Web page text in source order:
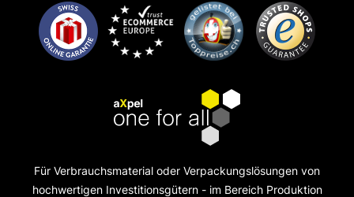
Für Verbrauchsmaterial oder Verpackungslösungen von
hochwertigen Investitionsgütern - im Bereich Produktion